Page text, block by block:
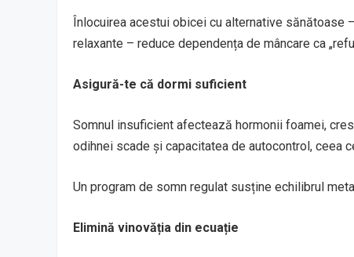
Înlocuirea acestui obicei cu alternative sănătoase
relaxante – reduce dependența de mâncare ca
Asigură-te că dormi suficient
Somnul insuficient afectează hormonii foamei,
odihnei scade și capacitatea de autocontrol, ceea
Un program de somn regulat susține echilibrul
Elimină vinovăția din ecuație